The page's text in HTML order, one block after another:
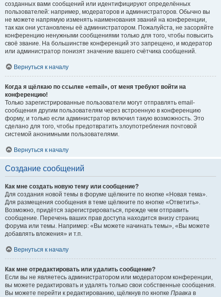
созданных вами сообщений или идентифицируют определённых
пользователей: например, модераторов и администраторов. Обычно вы
не можете напрямую изменять наименования званий на конференции,
так как они установлены её администратором. Пожалуйста, не засоряйте
конференцию ненужными сообщениями только для того, чтобы повысить
своё звание. На большинстве конференций это запрещено, и модератор
или администратор понизят значение вашего счётчика сообщений.
Вернуться к началу
Когда я щёлкаю по ссылке «email», от меня требуют войти на
конференцию!
Только зарегистрированные пользователи могут отправлять email-
сообщения другим пользователям через встроенную в конференцию
форму, и только если администратор включил такую возможность. Это
сделано для того, чтобы предотвратить злоупотребления почтовой
системой анонимными пользователями.
Вернуться к началу
Создание сообщений
Как мне создать новую тему или сообщение?
Для создания новой темы в форуме щёлкните по кнопке «Новая тема».
Для размещения сообщения в теме щёлкните по кнопке «Ответить».
Возможно, придётся зарегистрироваться, прежде чем отправить
сообщение. Перечень ваших прав доступа находится внизу страниц
форума или темы. Например: «Вы можете начинать темы», «Вы можете
добавлять вложения» и т.п.
Вернуться к началу
Как мне отредактировать или удалить сообщение?
Если вы не являетесь администратором или модератором конференции,
вы можете редактировать и удалять только свои собственные сообщения.
Вы можете перейти к редактированию, щёлкнув по кнопке Правка в